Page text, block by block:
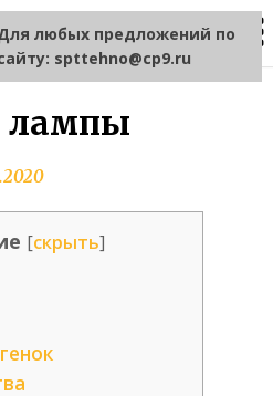
лампы
[скрыть]
любых предложений по
spttehno@cp9.ru